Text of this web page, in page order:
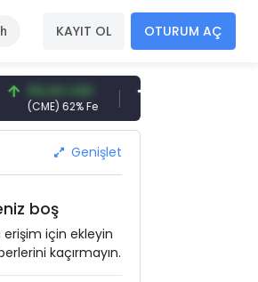
KAYIT OL OTURUM AÇ
USD
62% Fe
377,25 USD
Gemi Söküm
Genişlet
boş
erişim için ekleyin
kaçırmayın.